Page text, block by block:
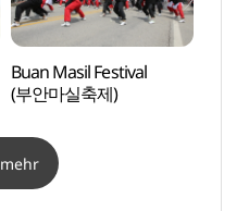
Buan Masil Festival
(부안마실축제)
mehr